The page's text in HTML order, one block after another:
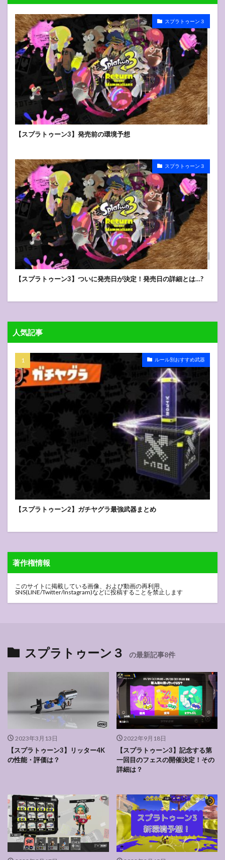
スプラトゥーン３
【スプラトゥーン3】発売前の環境予想
スプラトゥーン３
【スプラトゥーン3】ついに発売日が決定！発売日の詳細とは…?
人気記事
ルール別おすすめ武器
【スプラトゥーン2】ガチヤグラ最強武器まとめ
著作権情報
このサイトに掲載している画像、および動画の再利用、
SNS(LINE/Twitter/Instagram)などに投稿することを禁止します
スプラトゥーン３ の最新記事8件
2023年3月13日
【スプラトゥーン3】リッター4K
の性能・評価は？
2022年9月18日
【スプラトゥーン3】記念する第
一回目のフェスの開催決定！その
詳細は？